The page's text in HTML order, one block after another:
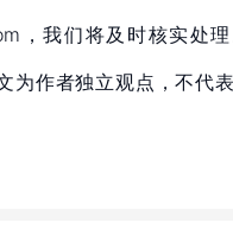
，我们将及时核实处
为作者独立观点，不代